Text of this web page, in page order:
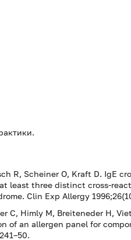
R, Scheiner O, Kraft D. IgE
least three distinct cross-
Clin Exp Allergy
C, Himly M, Breiteneder H,
of an allergen panel for